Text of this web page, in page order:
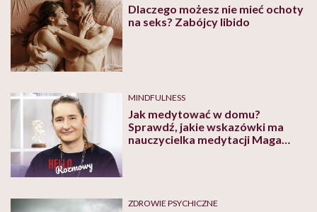
Dlaczego możesz nie mieć ochoty
na seks? Zabójcy libido
MINDFULNESS
Jak medytować w domu?
Sprawdź, jakie wskazówki ma
nauczycielka medytacji Maga
ZDROWIE PSYCHICZNE